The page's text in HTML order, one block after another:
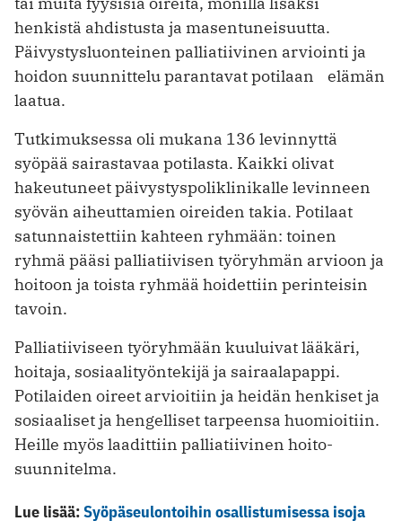
henkistä ahdistusta ja masentuneisuutta.
Päivystysluonteinen palliatiivinen arviointi ja
hoidon ­suunnittelu parantavat potilaan elämän
laatua.
Tutkimuksessa oli mukana 136 levinnyttä
syöpää sairastavaa potilasta. Kaikki olivat
hakeutuneet päivystys­poliklinikalle levinneen
syövän aiheuttamien oireiden takia. Potilaat
satunnaistettiin kahteen ryhmään: toinen
ryhmä pääsi palliatiivisen työryhmän arvioon ja
hoitoon ja toista ryhmää hoidettiin perinteisin
tavoin.
Palliatiiviseen työryhmään kuuluivat lääkäri,
hoitaja, sosiaalityöntekijä ja sairaalapappi.
Potilaiden oireet arvioitiin ja heidän henkiset ja
sosiaaliset ja hengelliset tarpeensa huomioitiin.
Heille myös laadittiin palliatiivinen hoito­
suunnitelma.
Lue lisää:Syöpäseulontoihin osallistumisessa isoja